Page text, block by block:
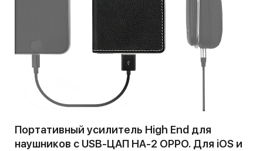
Портативный усилитель High End для
наушников с USB-ЦАП HA-2 OPPO. Для iOS и